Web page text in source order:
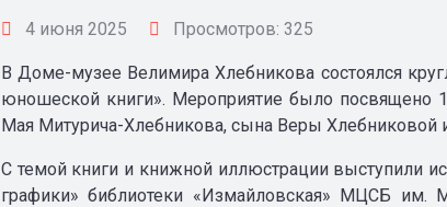
4 июня 2025 Просмотров: 325
В Доме-музее Велимира Хлебникова состоялся
юношеской книги». Мероприятие было посвящено
Мая Митурича-Хлебникова, сына Веры Хлебниковой
С темой книги и книжной иллюстрации выступили
графики» библиотеки «Измайловская» МЦСБ им.